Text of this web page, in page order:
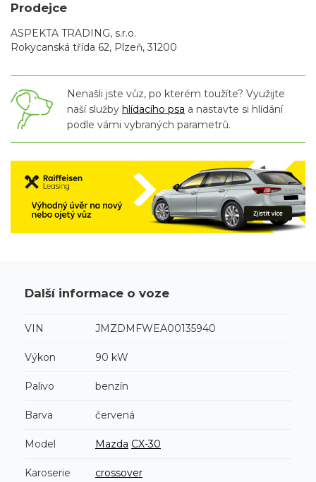
Prodejce
ASPEKTA TRADING, s.r.o.
Rokycanská třída 62, Plzeň, 31200
Nenašli jste vůz, po kterém toužíte? Využijte
naší služby hlídacího psa a nastavte si hlídání
podle vámi vybraných parametrů.
Další informace o voze
VIN JMZDMFWEA00135940
Výkon 90 kW
Palivo benzín
Barva červená
Model Mazda CX-30
Karoserie crossover